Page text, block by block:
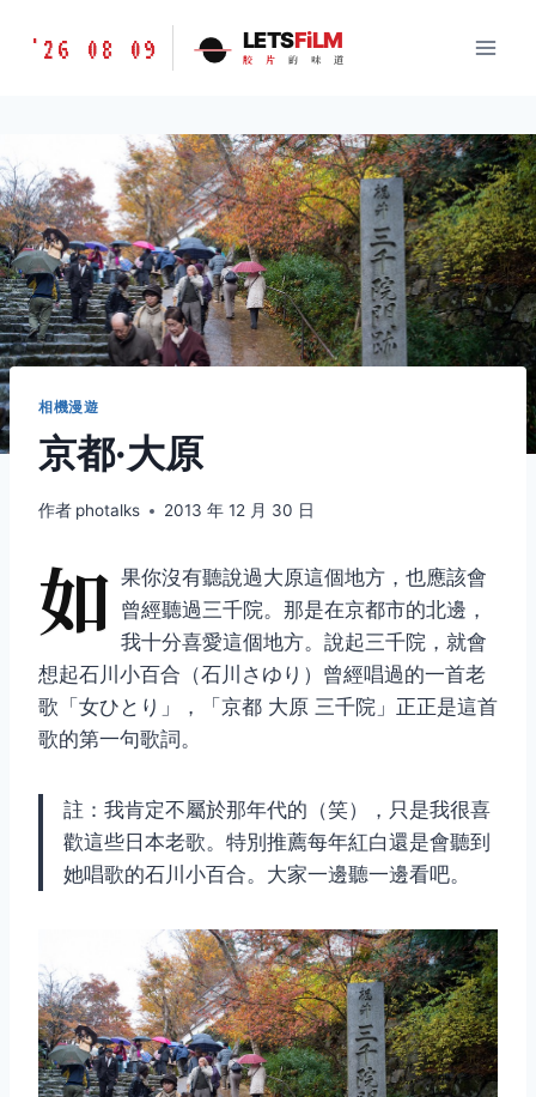
胶
道
LETSFILM
'26 08 09 LETSFiLM
胶 片 的 味 道
相機漫遊
京都·大原
作者 photalks 2013 年 12 月 30 日
如 果你沒有聽說過大原這個地方，也應該會
曾經聽過三千院。那是在京都市的北邊，
我十分喜愛這個地方。說起三千院，就會
想起石川小百合（石川さゆり）曾經唱過的一首老
歌「女ひとり」，「京都 大原 三千院」正正是這首
歌的第一句歌詞。
註：我肯定不屬於那年代的（笑），只是我很喜
歡這些日本老歌。特別推薦每年紅白還是會聽到
她唱歌的石川小百合。大家一邊聽一邊看吧。